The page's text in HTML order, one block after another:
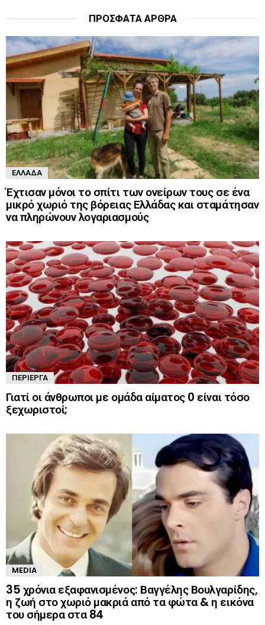
ΠΡΌΣΦΑΤΑ ΆΡΘΡΑ
ΕΛΛΆΔΑ
Έχτισαν μόνοι το σπίτι των ονείρων τους σε ένα
μικρό χωριό της βόρειας Ελλάδας και σταμάτησαν
να πληρώνουν λογαριασμούς
ΠΕΡΊΕΡΓΑ
Γιατί οι άνθρωποι με ομάδα αίματος 0 είναι τόσο
ξεχωριστοί;
MEDIA
35 χρόνια εξαφανισμένος: Βαγγέλης Βουλγαρίδης,
η ζωή στο χωριό μακριά από τα φώτα & η εικόνα
του σήμερα στα 84